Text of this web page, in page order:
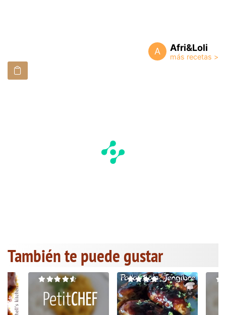
A Afri&Loli
También te puede gustar